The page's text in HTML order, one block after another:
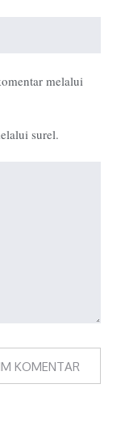
melalui
surel.